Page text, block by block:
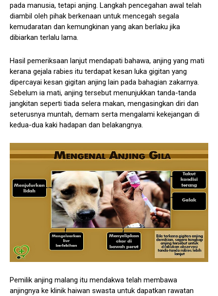
pada manusia, tetapi anjing. Langkah pencegahan awal telah
diambil oleh pihak berkenaan untuk mencegah segala
kemudaratan dan kemungkinan yang akan berlaku jika
dibiarkan terlalu lama.
Hasil pemeriksaan lanjut mendapati bahawa, anjing yang mati
kerana gejala rabies itu terdapat kesan luka gigitan yang
dipercayai kesan gigitan anjing lain pada bahagian zakarnya.
Sebelum ia mati, anjing tersebut menunjukkan tanda-tanda
jangkitan seperti tiada selera makan, mengasingkan diri dan
seterusnya muntah, demam serta mengalami kekejangan di
kedua-dua kaki hadapan dan belakangnya.
Pemilik anjing malang itu mendakwa telah membawa
anjingnya ke klinik haiwan swasta untuk dapatkan rawatan